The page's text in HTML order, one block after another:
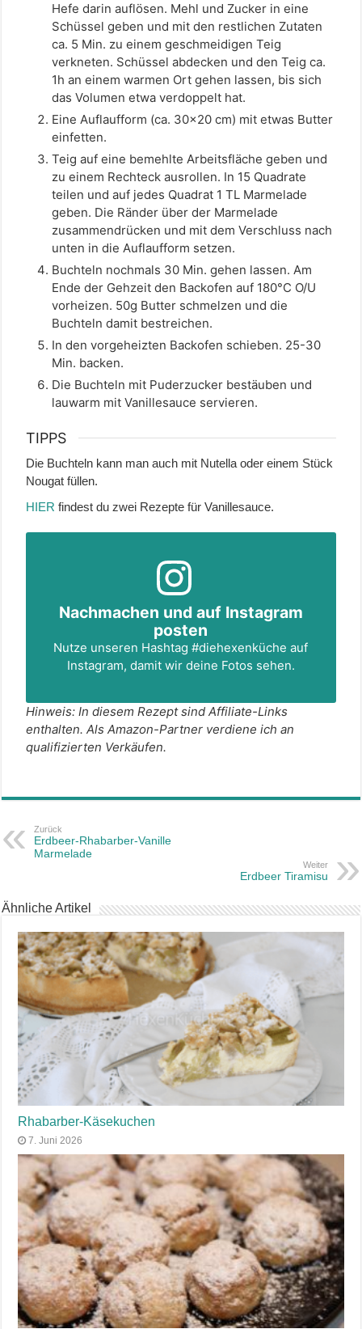
Hefe darin auflösen. Mehl und Zucker in eine
Schüssel geben und mit den restlichen Zutaten
ca. 5 Min. zu einem geschmeidigen Teig
verkneten. Schüssel abdecken und den Teig ca.
1h an einem warmen Ort gehen lassen, bis sich
das Volumen etwa verdoppelt hat.
Eine Auflaufform (ca. 30x20 cm) mit etwas Butter
einfetten.
Teig auf eine bemehlte Arbeitsfläche geben und
zu einem Rechteck ausrollen. In 15 Quadrate
teilen und auf jedes Quadrat 1 TL Marmelade
geben. Die Ränder über der Marmelade
zusammendrücken und mit dem Verschluss nach
unten in die Auflaufform setzen.
Buchteln nochmals 30 Min. gehen lassen. Am
Ende der Gehzeit den Backofen auf 180°C O/U
vorheizen. 50g Butter schmelzen und die
Buchteln damit bestreichen.
In den vorgeheizten Backofen schieben. 25-30
Min. backen.
Die Buchteln mit Puderzucker bestäuben und
lauwarm mit Vanillesauce servieren.
TIPPS
Die Buchteln kann man auch mit Nutella oder einem Stück
Nougat füllen.
HIER findest du zwei Rezepte für Vanillesauce.
Nachmachen und auf Instagram
posten
Nutze unseren Hashtag#diehexenküche auf
Instagram, damit wir deine Fotos sehen.
Hinweis: In diesem Rezept sind Affiliate-Links
enthalten. Als Amazon-Partner verdiene ich an
qualifizierten Verkäufen.
Zurück
Erdbeer-Rhabarber-Vanille
Marmelade
Weiter
Erdbeer Tiramisu
Ähnliche Artikel
Rhabarber-Käsekuchen
7. Juni 2026